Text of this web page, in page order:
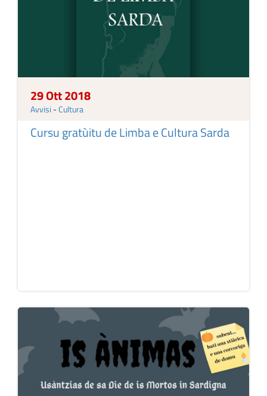
29 Ott 2018
Avvisi -Cultura
Cursu gratùitu de Limba e Cultura Sarda